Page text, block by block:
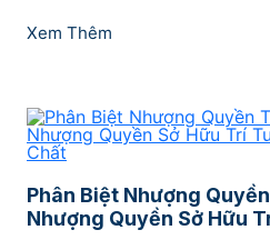
Xem Thêm
Phân Biệt Nhượng
Nhượng Quyền Sở Hữu